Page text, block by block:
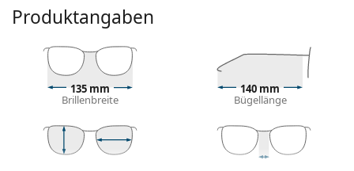
Mit der virtuellen Anprobefunktion von Lentiamo
können Sie herausfinden, wie Sie mit dieser
Sonnenbrille aussehen.
Brillenfassung
Die braune Farbe des Rahmens passt perfekt zu
schwarzem oder dunkelblondem Haar.
Runde Sonnenbrillenfassungen
sind eine ideale
Produktangaben
135 mm
Brillenbreite
140 mm
Bügellänge